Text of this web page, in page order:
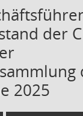
der
2025